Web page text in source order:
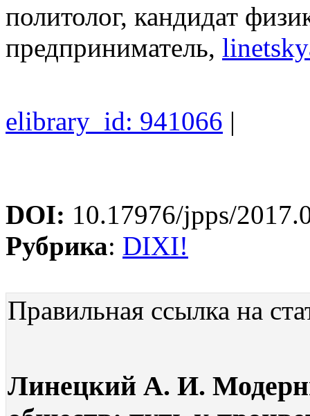
политолог, кандидат
предприниматель,
elibrary_id: 941066 |
DOI: 10.17976/jpps/
Рубрика: DIXI!
Правильная ссылка на
Линецкий А. И.